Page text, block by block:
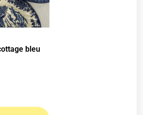
bleu